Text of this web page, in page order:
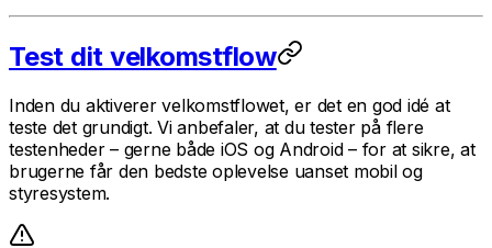
Test dit velkomstflow
Inden du aktiverer velkomstflowet, er det en god idé at
teste det grundigt. Vi anbefaler, at du tester på flere
testenheder – gerne både iOS og Android – for at sikre, at
brugerne får den bedste oplevelse uanset mobil og
styresystem.